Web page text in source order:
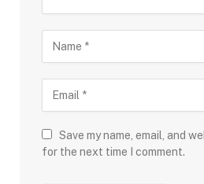
Save my name, email, and
for the next time I comment.